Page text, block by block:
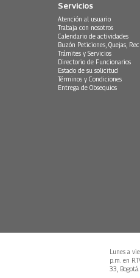
Servicios
Atención al usuario
Trabaja con nosotros
Calendario de actividades
Buzón Peticiones, Quejas,
Trámites y Servicios
Directorio de Funcionarios
Estado de su solicitud
Términos y Condiciones
Entrega de Obsequios
Lunes a
p.m. en
33, Bogotá.